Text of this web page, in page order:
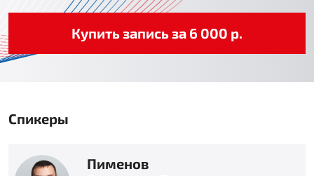
Купить запись за 6 000 р.
Спикеры
Пименов